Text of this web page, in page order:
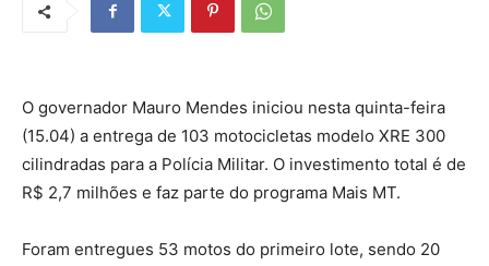
O governador Mauro Mendes iniciou nesta quinta-feira
(15.04) a entrega de 103 motocicletas modelo XRE 300
cilindradas para a Polícia Militar. O investimento total é de
R$ 2,7 milhões e faz parte do programa Mais MT.
Foram entregues 53 motos do primeiro lote, sendo 20